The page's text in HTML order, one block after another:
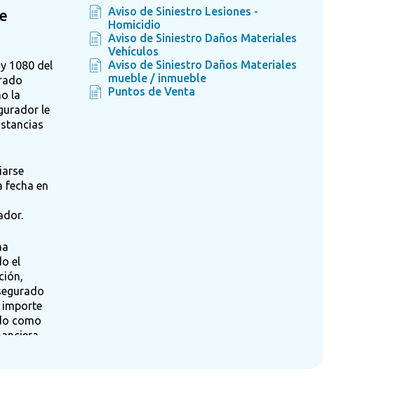
1080 del
la
le
fecha en
el
importe
como
Aviso de Siniestro Lesiones -
Homicidio
Aviso de Siniestro Daños Materiales
Vehículos
Aviso de Siniestro Daños Materiales
mueble / inmueble
Puntos de Venta